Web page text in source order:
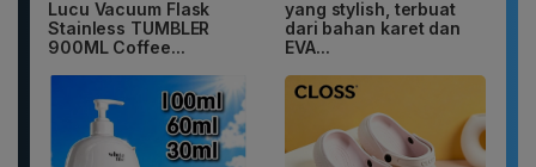
Lucu Vacuum Flask
Stainless TUMBLER
900ML Coffee...
yang stylish, terbuat
dari bahan karet dan
EVA...